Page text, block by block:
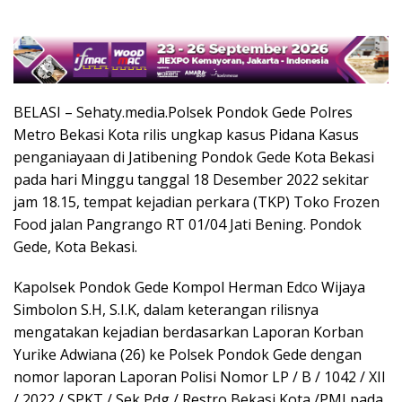
BELASI – Sehaty.media.Polsek Pondok Gede Polres
Metro Bekasi Kota rilis ungkap kasus Pidana Kasus
penganiayaan di Jatibening Pondok Gede Kota Bekasi
pada hari Minggu tanggal 18 Desember 2022 sekitar
jam 18.15, tempat kejadian perkara (TKP) Toko Frozen
Food jalan Pangrango RT 01/04 Jati Bening. Pondok
Gede, Kota Bekasi.
Kapolsek Pondok Gede Kompol Herman Edco Wijaya
Simbolon S.H, S.I.K, dalam keterangan rilisnya
mengatakan kejadian berdasarkan Laporan Korban
Yurike Adwiana (26) ke Polsek Pondok Gede dengan
nomor laporan Laporan Polisi Nomor LP / B / 1042 / XII